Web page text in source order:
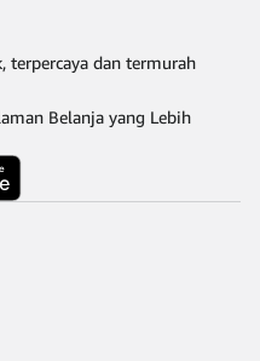
terpercaya dan termurah
Belanja yang Lebih